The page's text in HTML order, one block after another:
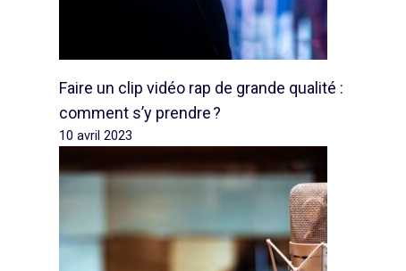
Faire un clip vidéo rap de grande qualité :
comment s’y prendre ?
10 avril 2023